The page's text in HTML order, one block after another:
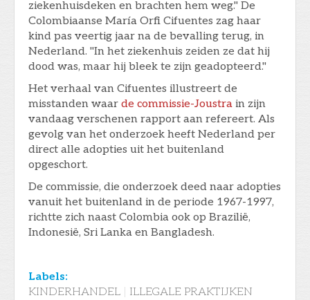
ziekenhuisdeken en brachten hem weg." De
Colombiaanse María Orfi Cifuentes zag haar
kind pas veertig jaar na de bevalling terug, in
Nederland. "In het ziekenhuis zeiden ze dat hij
dood was, maar hij bleek te zijn geadopteerd."
Het verhaal van Cifuentes illustreert de
misstanden waar de commissie-Joustra in zijn
vandaag verschenen rapport aan refereert. Als
gevolg van het onderzoek heeft Nederland per
direct alle adopties uit het buitenland
opgeschort.
De commissie, die onderzoek deed naar adopties
vanuit het buitenland in de periode 1967-1997,
richtte zich naast Colombia ook op Brazilië,
Indonesië, Sri Lanka en Bangladesh.
Labels:
KINDERHANDEL
ILLEGALE PRAKTIJKEN